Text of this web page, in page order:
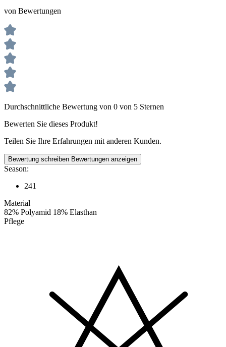
von Bewertungen
Durchschnittliche Bewertung von 0 von 5 Sternen
Bewerten Sie dieses Produkt!
Teilen Sie Ihre Erfahrungen mit anderen Kunden.
Bewertung schreiben Bewertungen anzeigen
Season:
241
Material
82% Polyamid 18% Elasthan
Pflege